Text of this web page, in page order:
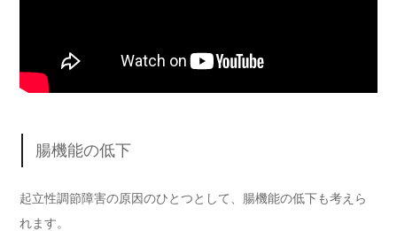
腸機能の低下
起立性調節障害の原因のひとつとして、腸機能の低下も考えら
れます。